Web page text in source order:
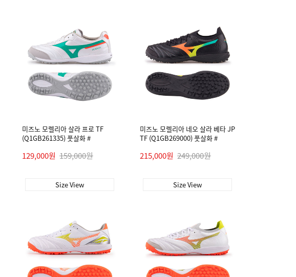
미즈노 모렐리아 살라 프로 TF
(Q1GB261335) 풋살화 #
129,000원 159,000원
Size View
미즈노 모렐리아 네오 살라 베타 JP
TF (Q1GB269000) 풋살화 #
215,000원 249,000원
Size View